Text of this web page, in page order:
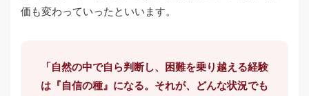
価も変わっていったといいます。
「自然の中で自ら判断し、困難を乗り越える経験
は『自信の種』になる。それが、どんな状況でも